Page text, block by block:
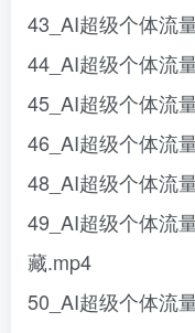
43_AI超级个体流
44_AI超级个体流
45_AI超级个体流
46_AI超级个体流
48_AI超级个体流
49_AI超级个体流
藏.mp4
50_AI超级个体流